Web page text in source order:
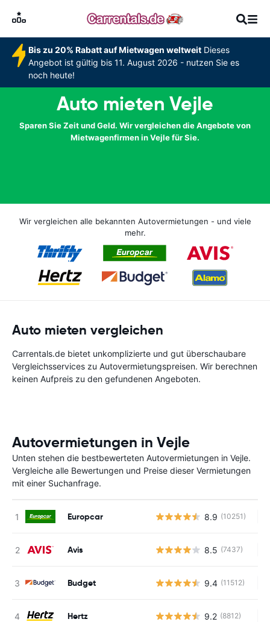
Bis zu 20% Rabatt auf Mietwagen weltweitDieses
Angebot ist gültig bis 11. August 2026 - nutzen Sie es
noch heute!
Auto mieten Vejle
Sparen Sie Zeit und Geld. Wir vergleichen die Angebote von
Mietwagenfirmen in Vejle für Sie.
Wir vergleichen alle bekannten Autovermietungen - und viele
mehr.
Auto mieten vergleichen
Carrentals.de bietet unkomplizierte und gut überschaubare
Vergleichsservices zu Autovermietungspreisen. Wir berechnen
keinen Aufpreis zu den gefundenen Angeboten.
Autovermietungen in Vejle
Unten stehen die bestbewerteten Autovermietungen in Vejle.
Vergleiche alle Bewertungen und Preise dieser Vermietungen
mit einer Suchanfrage.
Europcar 8.9 (10251)
Avis 8.5 (7437)
Budget 9.4 (11512)
Hertz 9.2 (8812)